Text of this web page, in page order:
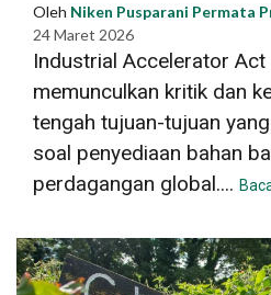
Oleh Niken Pusparani Permata
24 Maret 2026
Industrial Accelerator Act
memunculkan kritik dan
tengah tujuan-tujuan
soal penyediaan bahan
perdagangan global....